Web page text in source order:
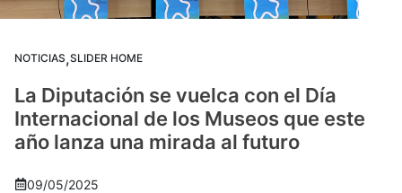
NOTICIAS,SLIDER HOME
La Diputación se vuelca con el Día
Internacional de los Museos que este
año lanza una mirada al futuro
09/05/2025